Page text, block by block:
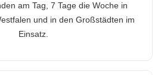
am Tag, 7 Tage die Woche in
und in den Großstädten im
Einsatz.